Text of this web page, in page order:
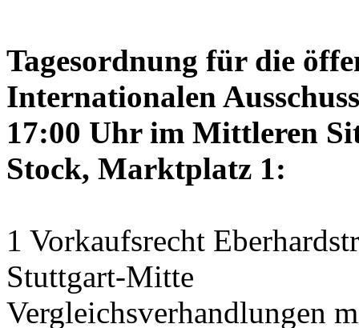
Tagesordnung für die
Internationalen
17:00 Uhr im Mittleren
Stock, Marktplatz 1:
1 Vorkaufsrecht
Stuttgart-Mitte
Vergleichsverhandlungen